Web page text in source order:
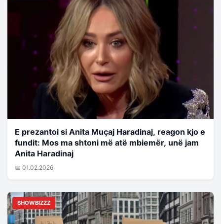
E prezantoi si Anita Muçaj Haradinaj, reagon kjo e
fundit: Mos ma shtoni më atë mbiemër, unë jam
Anita Haradinaj
📅 01.02.2026
SHOWBIZZZ